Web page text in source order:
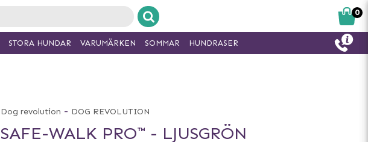
Dog revolution - DOG REVOLUTION
SAFE-WALK PRO™ - LJUSGRÖN
0
STORA HUNDAR VARUMÄRKEN SOMMAR HUNDRASER